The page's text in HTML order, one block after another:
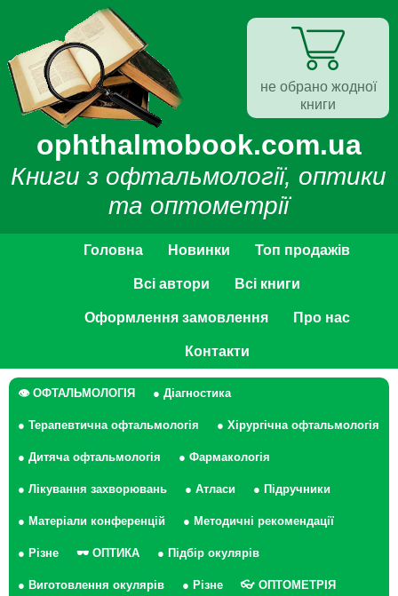
ophthalmobook.com.ua
Книги з офтальмології, оптики
та оптометрії
Головна Новинки Топ продажів
Всі автори Всі книги
Оформлення замовлення Про нас
Контакти
👁 ОФТАЛЬМОЛОГІЯ ● Діагностика
● Терапевтична офтальмологія ● Хірургічна офтальмологія
● Дитяча офтальмологія ● Фармакологія
● Лікування захворювань ● Атласи ● Підручники
● Матеріали конференцій ● Методичні рекомендації
● Різне 🕶 ОПТИКА ● Підбір окулярів
● Виготовлення окулярів ● Різне 👓 ОПТОМЕТРІЯ
не обрано жодної
книги